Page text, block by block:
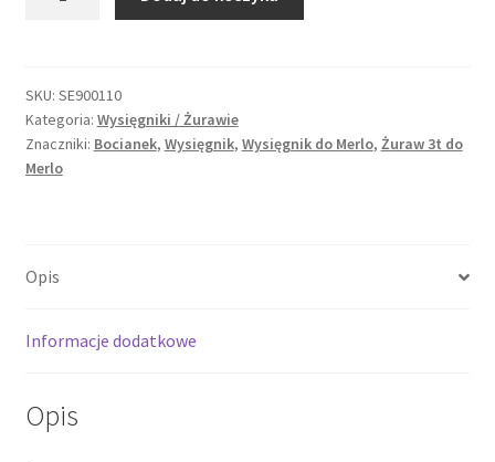
Merlo
SKU: SE900110
Kategoria: Wysięgniki / Żurawie
Znaczniki: Bocianek, Wysięgnik, Wysięgnik do Merlo, Żuraw 3t do
Merlo
Opis
Informacje dodatkowe
Opis